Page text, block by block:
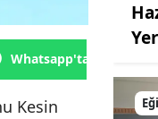
Whatsapp'tan Gönder
Kesin